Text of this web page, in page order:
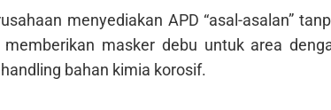
menyediakan APD “asal-asalan”
memberikan masker debu untuk area
bahan kimia korosif.